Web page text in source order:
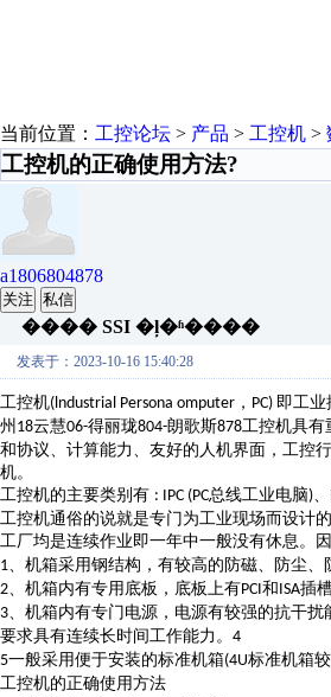
当前位置： 工控论坛 > 产品 > 工控机 >
工控机的正确使用方法?
a1806804878
关注 私信
���� SSI �ļ�ʱ����
发表于：2023-10-16 15:40:28
工控机(lndustrial Persona omputer ， PC) 即工业
州 18云慧06-得丽珑804-朗歌斯878工控机具有
和协议、计算能力、友好的人机界面，工控
机。
工控机的主要类别有 : IPC (PC总线工业电脑)、
工控机通俗的说就是专门为工业现场而设计
工厂均是连续作业即一年中一般没有休息。
1、机箱采用钢结构，有较高的防磁、防尘、
2、机箱内有专用底板，底板上有PCI和 ISA插
3、机箱内有专门电源，电源有较强的抗干扰
要求具有连续长时间工作能力。 4
5一般采用便于安装的标准机箱(4U标准机箱
工控机的正确使用方法